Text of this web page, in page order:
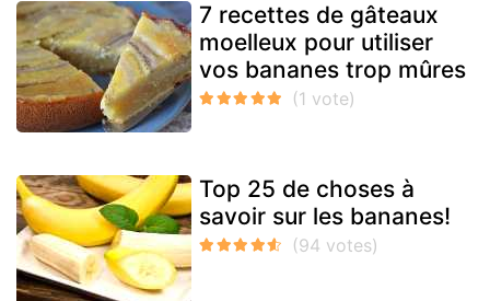
7 recettes de gâteaux
moelleux pour utiliser
vos bananes trop mûres
Top 25 de choses à
savoir sur les bananes!